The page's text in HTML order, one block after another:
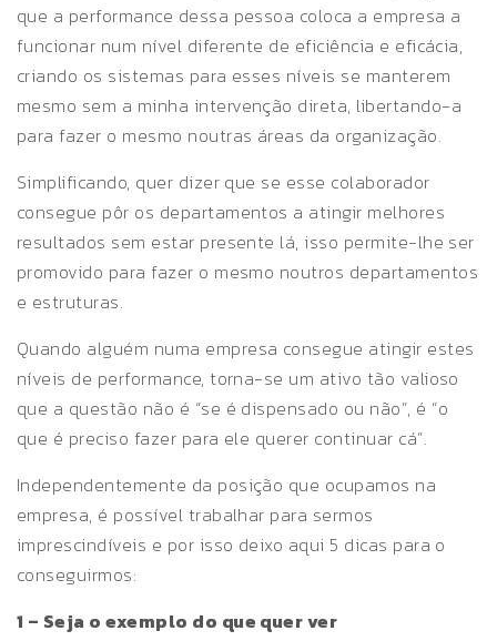
que a performance dessa pessoa coloca a empresa a
funcionar num nível diferente de eficiência e eficácia,
criando os sistemas para esses níveis se manterem
mesmo sem a minha intervenção direta, libertando-a
para fazer o mesmo noutras áreas da organização.
Simplificando, quer dizer que se esse colaborador
consegue pôr os departamentos a atingir melhores
resultados sem estar presente lá, isso permite-lhe ser
promovido para fazer o mesmo noutros departamentos
e estruturas.
Quando alguém numa empresa consegue atingir estes
níveis de performance, torna-se um ativo tão valioso
que a questão não é “se é dispensado ou não”, é “o
que é preciso fazer para ele querer continuar cá”.
Independentemente da posição que ocupamos na
empresa, é possível trabalhar para sermos
imprescindíveis e por isso deixo aqui 5 dicas para o
conseguirmos:
1 – Seja o exemplo do que quer ver